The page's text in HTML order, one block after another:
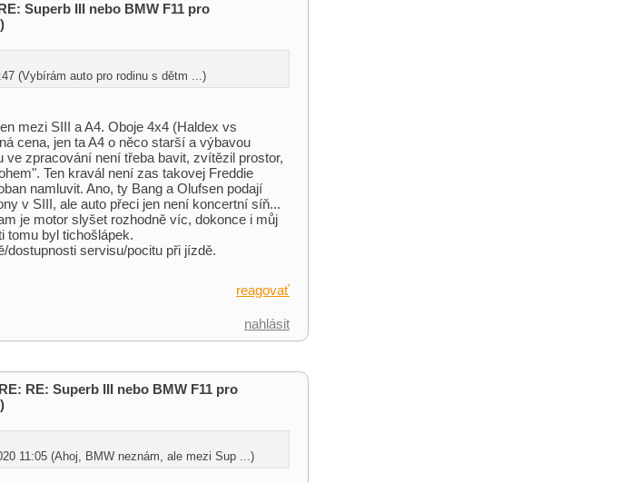
Superb III nebo BMW F11 pro
(Vybírám auto pro rodinu s dětm ...)
mezi SIII a A4. Oboje 4x4 (Haldex vs
cena, jen ta A4 o něco starší a výbavou
zpracování není třeba bavit, zvítězil prostor,
Ten kravál není zas takovej Freddie
namluvit. Ano, ty Bang a Olufsen podají
v SIII, ale auto přeci jen není koncertní síň...
je motor slyšet rozhodně víc, dokonce i můj
tomu byl tichošlápek.
dostupnosti servisu/pocitu při jízdě.
reagovať
nahlásit
RE: RE: Superb III nebo BMW F11 pro
11:05 (Ahoj, BMW neznám, ale mezi Sup ...)